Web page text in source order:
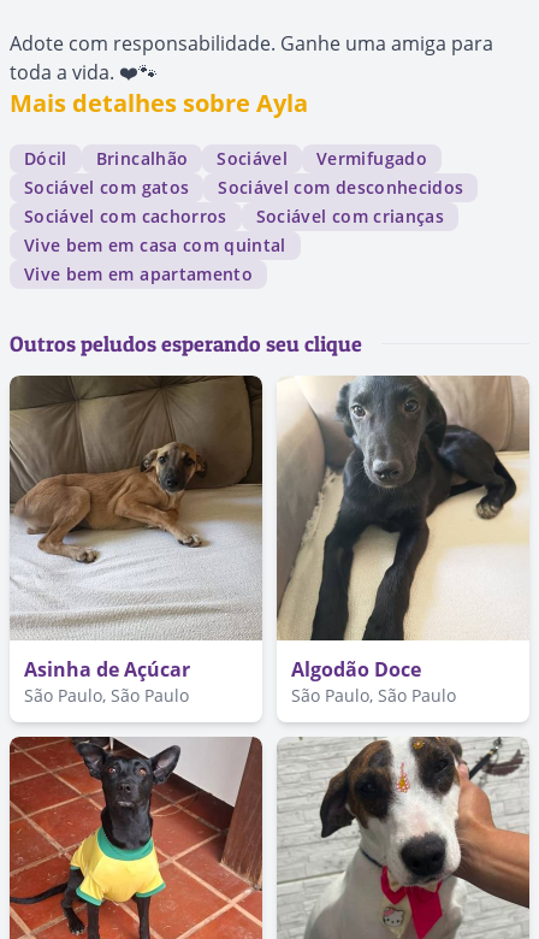
Adote com responsabilidade. Ganhe uma amiga para
toda a vida. ❤️🐾
Mais detalhes sobre Ayla
Dócil Brincalhão Sociável
Vermifugado
Sociável com gatos
Sociável com desconhecidos
Sociável com cachorros
Sociável com crianças
Vive bem em casa com quintal
Vive bem em apartamento
Outros peludos esperando seu clique
Asinha de Açúcar
São Paulo, São Paulo
Algodão Doce
São Paulo, São Paulo